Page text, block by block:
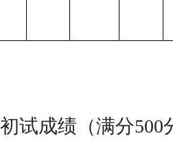
试成绩（满分500